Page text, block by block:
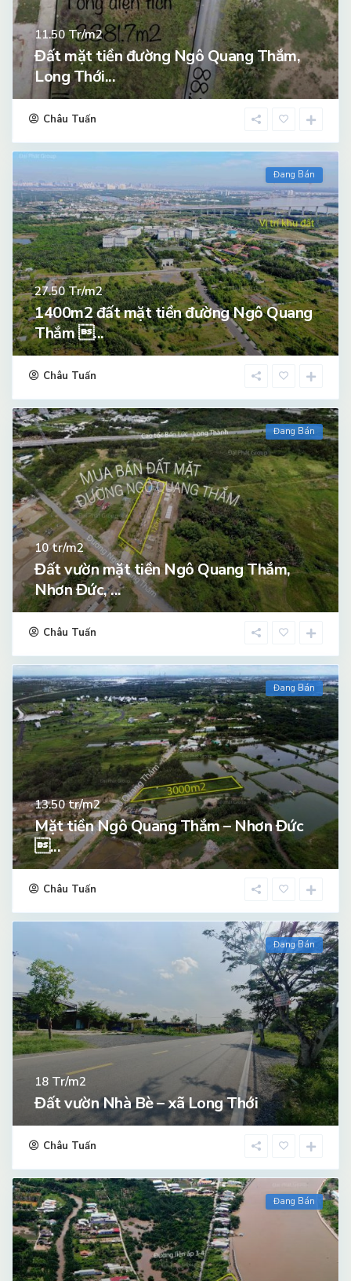
11.50Tr/m2
Đất mặt tiền đường Ngô Quang Thắm,
Long Thới...
Châu Tuấn
Đang Bán
27.50Tr/m2
1400m2 đất mặt tiền đường Ngô Quang
Thắm ...
Châu Tuấn
Đang Bán
10tr/m2
Đất vườn mặt tiền Ngô Quang Thắm,
Nhơn Đức, ...
Châu Tuấn
Đang Bán
13.50tr/m2
Mặt tiền Ngô Quang Thắm – Nhơn Đức
...
Châu Tuấn
Đang Bán
18 Tr/m2
Đất vườn Nhà Bè – xã Long Thới
Châu Tuấn
Đang Bán